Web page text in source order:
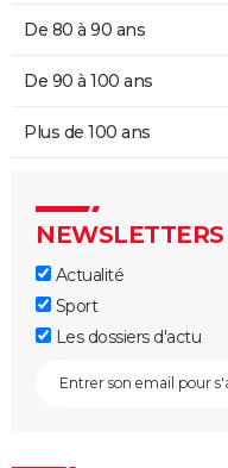
De 80 à 90 ans
De 90 à 100 ans
Plus de 100 ans
NEWSLETTERS
Actualité
Sport
Les dossiers d'actu